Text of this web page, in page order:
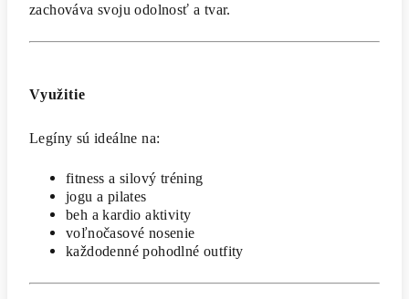
zachováva svoju odolnosť a tvar.
Využitie
Legíny sú ideálne na:
fitness a silový tréning
jogu a pilates
beh a kardio aktivity
voľnočasové nosenie
každodenné pohodlné outfity